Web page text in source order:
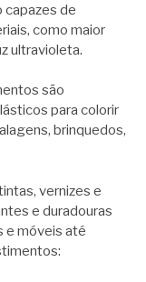
de
como maior
ultravioleta.
são
para colorir
brinquedos,
vernizes e
e duradouras
e móveis até